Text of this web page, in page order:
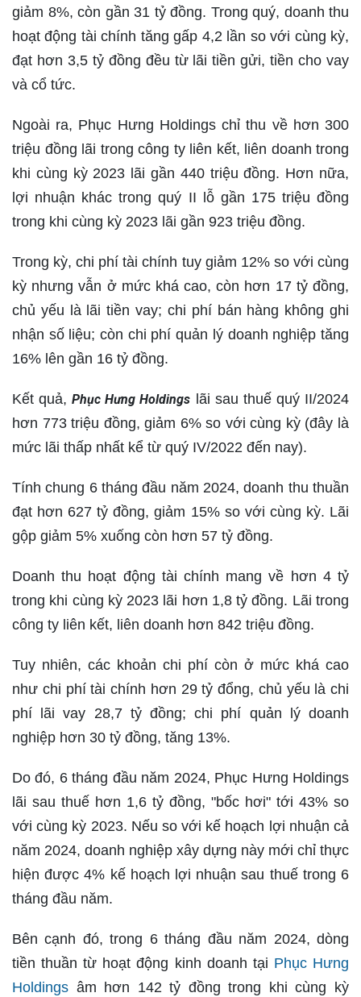
giảm 8%, còn gần 31 tỷ đồng. Trong quý, doanh thu
hoạt động tài chính tăng gấp 4,2 lần so với cùng kỳ,
đạt hơn 3,5 tỷ đồng đều từ lãi tiền gửi, tiền cho vay
và cổ tức.
Ngoài ra, Phục Hưng Holdings chỉ thu về hơn 300
triệu đồng lãi trong công ty liên kết, liên doanh trong
khi cùng kỳ 2023 lãi gần 440 triệu đồng. Hơn nữa,
lợi nhuận khác trong quý II lỗ gần 175 triệu đồng
trong khi cùng kỳ 2023 lãi gần 923 triệu đồng.
Trong kỳ, chi phí tài chính tuy giảm 12% so với cùng
kỳ nhưng vẫn ở mức khá cao, còn hơn 17 tỷ đồng,
chủ yếu là lãi tiền vay; chi phí bán hàng không ghi
nhận số liệu; còn chi phí quản lý doanh nghiệp tăng
16% lên gần 16 tỷ đồng.
Kết quả,Phục Hưng Holdings lãi sau thuế quý II/2024
hơn 773 triệu đồng, giảm 6% so với cùng kỳ (đây là
mức lãi thấp nhất kể từ quý IV/2022 đến nay).
Tính chung 6 tháng đầu năm 2024, doanh thu thuần
đạt hơn 627 tỷ đồng, giảm 15% so với cùng kỳ. Lãi
gộp giảm 5% xuống còn hơn 57 tỷ đồng.
Doanh thu hoạt động tài chính mang về hơn 4 tỷ
trong khi cùng kỳ 2023 lãi hơn 1,8 tỷ đồng. Lãi trong
công ty liên kết, liên doanh hơn 842 triệu đồng.
Tuy nhiên, các khoản chi phí còn ở mức khá cao
như chi phí tài chính hơn 29 tỷ đổng, chủ yếu là chi
phí lãi vay 28,7 tỷ đồng; chi phí quản lý doanh
nghiệp hơn 30 tỷ đồng, tăng 13%.
Do đó, 6 tháng đầu năm 2024, Phục Hưng Holdings
lãi sau thuế hơn 1,6 tỷ đồng, "bốc hơi" tới 43% so
với cùng kỳ 2023. Nếu so với kế hoạch lợi nhuận cả
năm 2024, doanh nghiệp xây dựng này mới chỉ thực
hiện được 4% kế hoạch lợi nhuận sau thuế trong 6
tháng đầu năm.
Bên cạnh đó, trong 6 tháng đầu năm 2024, dòng
tiền thuần từ hoạt động kinh doanh tại Phục Hưng
Holdings âm hơn 142 tỷ đồng trong khi cùng kỳ